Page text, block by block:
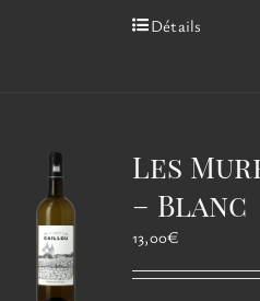
Détails
Les
– Blanc
13,00€